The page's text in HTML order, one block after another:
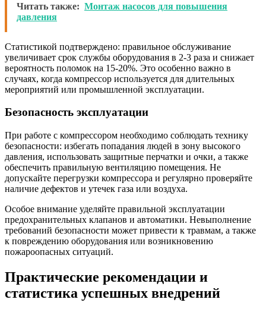
Читать также: Монтаж насосов для повышения
давления
Статистикой подтверждено: правильное обслуживание
увеличивает срок службы оборудования в 2-3 раза и снижает
вероятность поломок на 15-20%. Это особенно важно в
случаях, когда компрессор используется для длительных
мероприятий или промышленной эксплуатации.
Безопасность эксплуатации
При работе с компрессором необходимо соблюдать технику
безопасности: избегать попадания людей в зону высокого
давления, использовать защитные перчатки и очки, а также
обеспечить правильную вентиляцию помещения. Не
допускайте перегрузки компрессора и регулярно проверяйте
наличие дефектов и утечек газа или воздуха.
Особое внимание уделяйте правильной эксплуатации
предохранительных клапанов и автоматики. Невыполнение
требований безопасности может привести к травмам, а также
к повреждению оборудования или возникновению
пожароопасных ситуаций.
Практические рекомендации и
статистика успешных внедрений